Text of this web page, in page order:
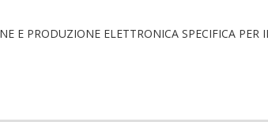
E PRODUZIONE ELETTRONICA SPECIFICA